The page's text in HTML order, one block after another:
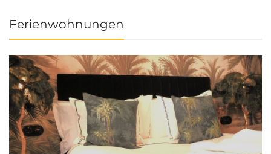
Ferienwohnungen